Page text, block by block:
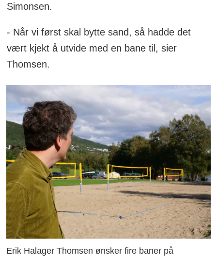
Simonsen.
- Når vi først skal bytte sand, så hadde det
vært kjekt å utvide med en bane til, sier
Thomsen.
Erik Halager Thomsen ønsker fire baner på